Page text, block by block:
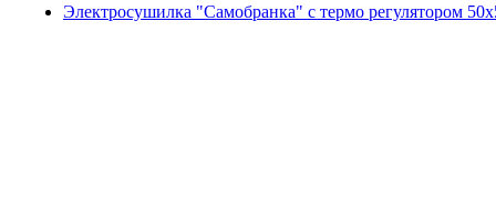
Электросушилка "Самобранка" с термо регулятором